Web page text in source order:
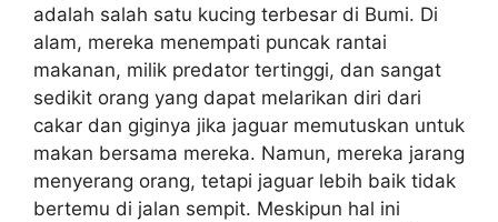
adalah salah satu kucing terbesar di Bumi. Di
alam, mereka menempati puncak rantai
makanan, milik predator tertinggi, dan sangat
sedikit orang yang dapat melarikan diri dari
cakar dan giginya jika jaguar memutuskan untuk
makan bersama mereka. Namun, mereka jarang
menyerang orang, tetapi jaguar lebih baik tidak
bertemu di jalan sempit. Meskipun hal ini